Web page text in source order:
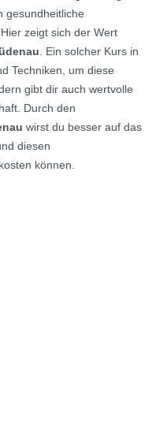
gesundheitliche
zeigt sich der Wert
. Ein solcher Kurs in
Techniken, um diese
gibt dir auch wertvolle
Durch den
wirst du besser auf das
diesen
können.